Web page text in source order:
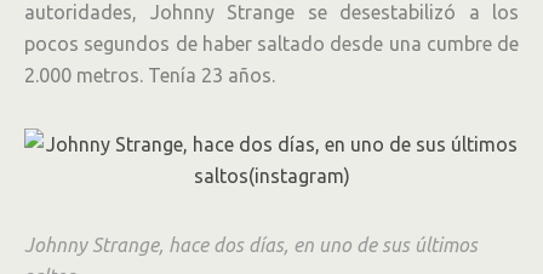
autoridades, Johnny Strange se desestabilizó a los
pocos segundos de haber saltado desde una cumbre de
2.000 metros. Tenía 23 años.
Johnny Strange, hace dos días, en uno de sus últimos